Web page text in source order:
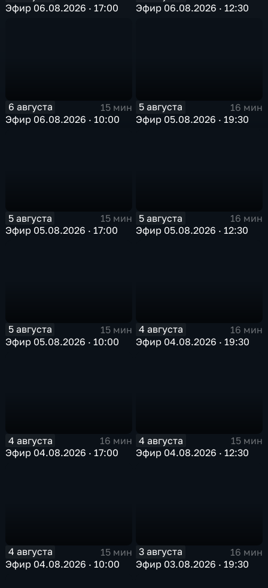
Эфир 06.08.2026 · 17:00
Эфир 06.08.2026 · 12:30
6 августа
15 мин
Эфир 06.08.2026 · 10:00
5 августа
16 мин
Эфир 05.08.2026 · 19:30
5 августа
15 мин
Эфир 05.08.2026 · 17:00
5 августа
16 мин
Эфир 05.08.2026 · 12:30
5 августа
15 мин
Эфир 05.08.2026 · 10:00
4 августа
16 мин
Эфир 04.08.2026 · 19:30
4 августа
16 мин
Эфир 04.08.2026 · 17:00
4 августа
15 мин
Эфир 04.08.2026 · 12:30
4 августа
15 мин
Эфир 04.08.2026 · 10:00
3 августа
16 мин
Эфир 03.08.2026 · 19:30